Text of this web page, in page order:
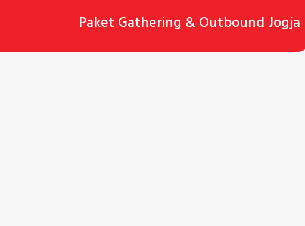
Paket Gathering & Outbound Jogja
HOME